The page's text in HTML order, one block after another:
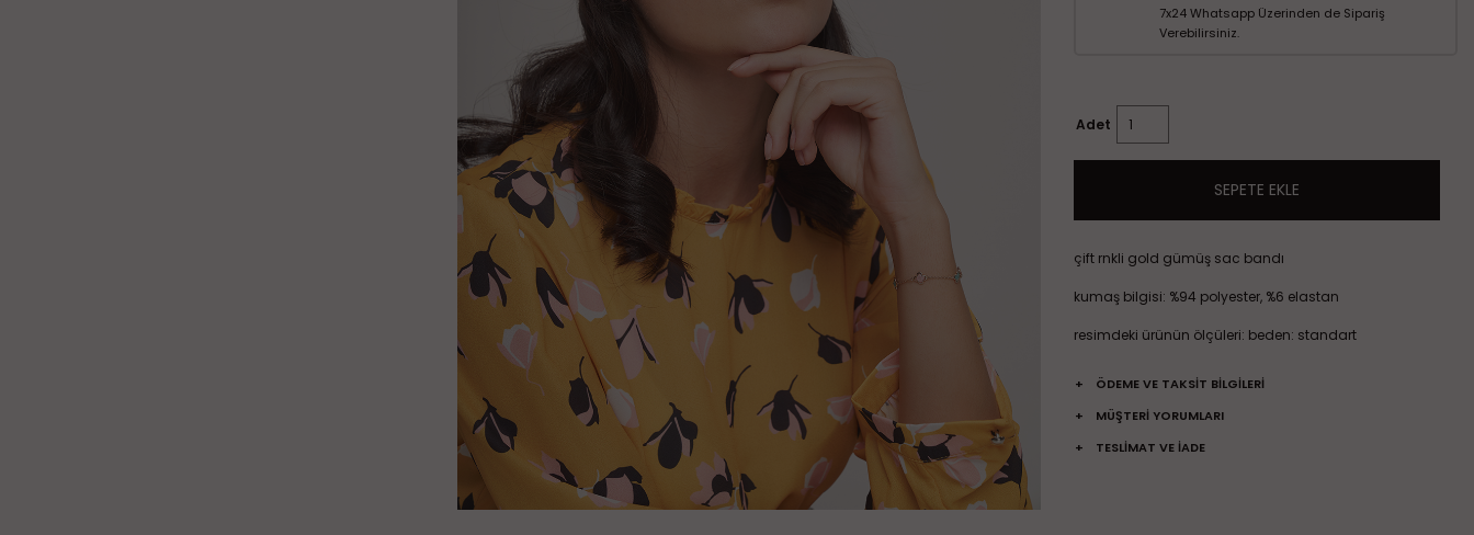
7x24 Whatsapp Üzerinden de Sipariş
Verebilirsiniz.
Adet
SEPETE EKLE
çift rnkli gold gümüş sac bandı
kumaş bilgisi: %94 polyester, %6 elastan
resimdeki ürünün ölçüleri: beden: standart
+
ÖDEME VE TAKSİT BİLGİLERİ
+
MÜŞTERİ YORUMLARI
+
TESLİMAT VE İADE